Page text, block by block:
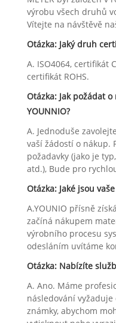
výrobu všech druhů
Vítejte na návštěvě
Otázka: Jaký druh
A. ISO4064, certifikát
certifikát ROHS.
Otázka: Jak požádat
YOUNNIO?
A. Jednoduše
vaší žádostí o nákup.
požadavky (jako je
atd.), Bude pro
Otázka: Jaké jsou
A.YOUNIO přísně
začíná nákupem
výrobního procesu
odesláním uvítáme
Otázka: Nabízíte
A. Ano. Máme
následování
známky, abychom